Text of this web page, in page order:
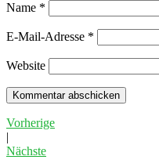
Name *
E-Mail-Adresse *
Website
Vorherige
Nächste